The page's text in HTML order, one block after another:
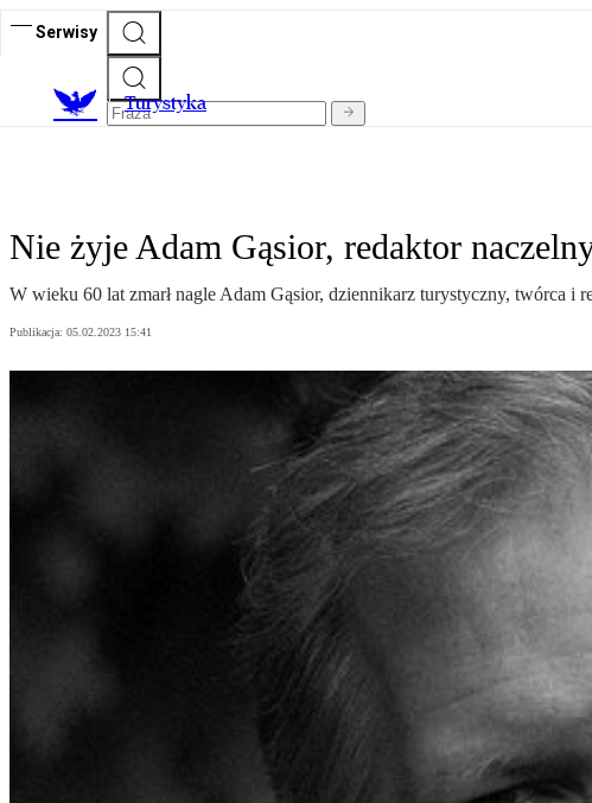
Serwisy
Turystyka
Nie żyje Adam Gąsior, redaktor
W wieku 60 lat zmarł nagle Adam Gąsior, dziennikarz turystyczny, twórca i
Publikacja: 05.02.2023 15:41